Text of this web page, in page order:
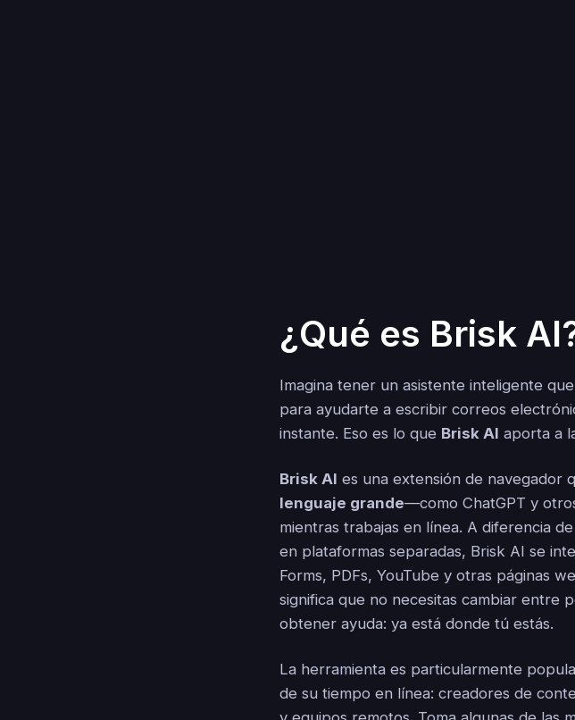
¿Qué es Brisk
Imagina tener un asistente inteligente
para ayudarte a escribir correos
instante. Eso es lo que Brisk AI aporta a
Brisk AI es una extensión de navegador
lenguaje grande—como ChatGPT y
mientras trabajas en línea. A diferencia
en plataformas separadas, Brisk AI se
Forms, PDFs, YouTube y otras páginas
significa que no necesitas cambiar entre
obtener ayuda: ya está donde tú estás.
La herramienta es particularmente
de su tiempo en línea: creadores de